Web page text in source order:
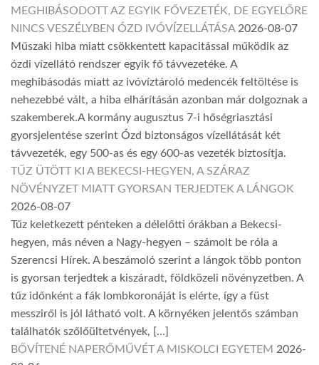
MEGHIBÁSODOTT AZ EGYIK FŐVEZETÉK, DE EGYELŐRE
NINCS VESZÉLYBEN ÓZD IVÓVÍZELLÁTÁSA 2026-08-07
Műszaki hiba miatt csökkentett kapacitással működik az
ózdi vízellátó rendszer egyik fő távvezetéke. A
meghibásodás miatt az ivóvíztároló medencék feltöltése is
nehezebbé vált, a hiba elhárításán azonban már dolgoznak a
szakemberek.A kormány augusztus 7-i hőségriasztási
gyorsjelentése szerint Ózd biztonságos vízellátását két
távvezeték, egy 500-as és egy 600-as vezeték biztosítja.
TŰZ ÜTÖTT KI A BEKECSI-HEGYEN, A SZÁRAZ
NÖVÉNYZET MIATT GYORSAN TERJEDTEK A LÁNGOK
2026-08-07
Tűz keletkezett pénteken a délelőtti órákban a Bekecsi-
hegyen, más néven a Nagy-hegyen – számolt be róla a
Szerencsi Hírek. A beszámoló szerint a lángok több ponton
is gyorsan terjedtek a kiszáradt, földközeli növényzetben. A
tűz időnként a fák lombkoronáját is elérte, így a füst
messziről is jól látható volt. A környéken jelentős számban
találhatók szőlőültetvények, […]
BŐVÍTENÉ NAPERŐMŰVÉT A MISKOLCI EGYETEM 2026-